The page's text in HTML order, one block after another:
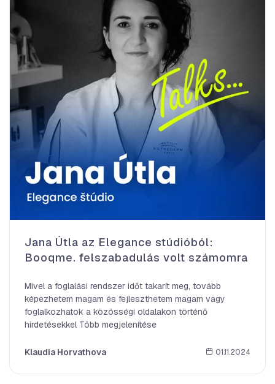
Jana Útla az Elegance stúdióból:
Booqme. felszabadulás volt számomra
Mivel a foglalási rendszer időt takarít meg, tovább
képezhetem magam és fejleszthetem magam vagy
foglalkozhatok a közösségi oldalakon történő
hirdetésekkel Több megjelenítése
Klaudia Horvathova 01.11.2024